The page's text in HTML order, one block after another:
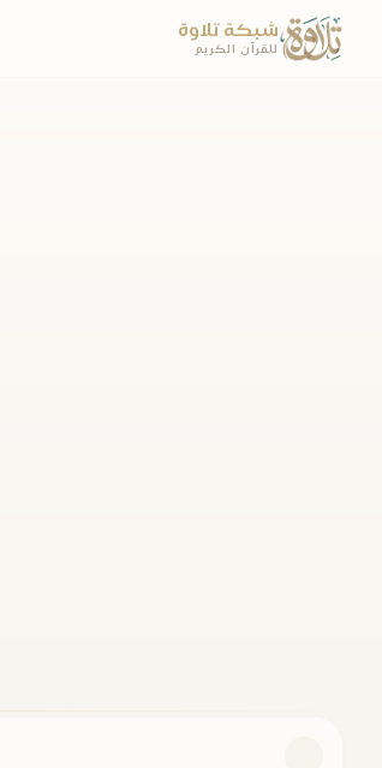
شبكة تلاوة
للقرآن الكريم